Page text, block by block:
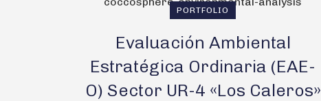
PORTFOLIO
Evaluación Ambiental
Estratégica Ordinaria (EAE-
O) Sector UR-4 «Los Caleros»